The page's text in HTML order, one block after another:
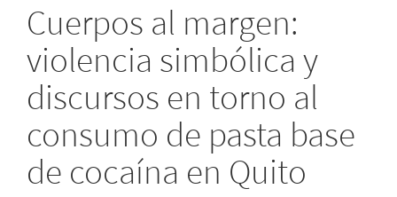
Cuerpos al margen:
violencia simbólica y
discursos en torno al
consumo de pasta base
de cocaína en Quito